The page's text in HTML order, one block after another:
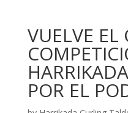
VUELVE EL
POR EL